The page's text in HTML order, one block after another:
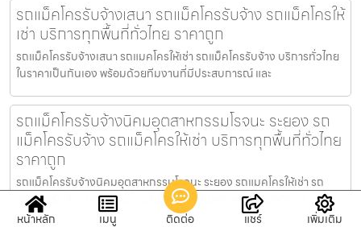
รถแม็คโครรับจ้างเสนา รถแม็คโครรับจ้าง รถแม็คโครให้
เช่า บริการทุกพื้นที่ทั่วไทย ราคาถูก
รถแม็คโครรับจ้างเสนา รถแมคโครให้เช่า รถแม็คโครรับจ้าง บริการทั่วไทย
ในราคาเป็นกันเอง พร้อมด้วยทีมงานที่มีประสบการณ์ และ
รถแม็คโครรับจ้างนิคมอุตสาหกรรมโรจนะ ระยอง รถ
แม็คโครรับจ้าง รถแม็คโครให้เช่า บริการทุกพื้นที่ทั่วไทย
ราคาถูก
รถแม็คโครรับจ้างนิคมอุตสาหกรรมโรจนะ ระยอง รถแมคโครให้เช่า รถ
แม็คโครรับจ้าง บริการทั่วไทย ในราคาเป็นกันเอง พร้อมด้วยทีมงา
หน้าหลัก
เมนู ติดต่อ แชร์ เพิ่มเติม